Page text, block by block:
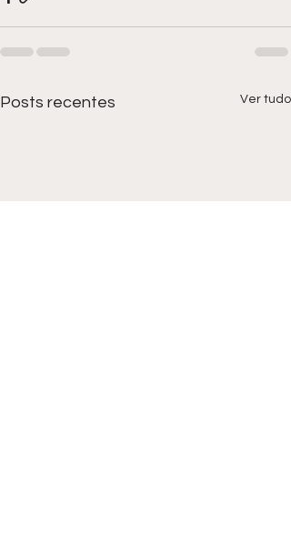
Posts recentes Ver tudo